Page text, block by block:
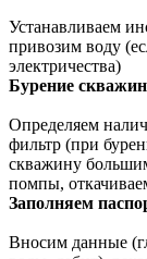
Устанавливаем
привозим воду
электричества)
Бурение
Определяем
фильтр (при
скважину
помпы,
Заполняем
Вносим данные